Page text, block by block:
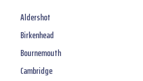
Aldershot
Birkenhead
Bournemouth
Cambridge